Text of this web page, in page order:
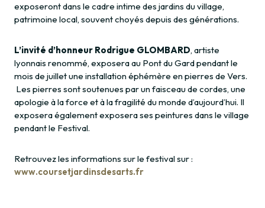
exposeront dans le cadre intime des jardins du village,
patrimoine local, souvent choyés depuis des générations.
L’invité d’honneur Rodrigue GLOMBARD, artiste
lyonnais renommé, exposera au Pont du Gard pendant le
mois de juillet une installation éphémère en pierres de Vers.
Les pierres sont soutenues par un faisceau de cordes, une
apologie à la force et à la fragilité du monde d’aujourd’hui. Il
exposera également exposera ses peintures dans le village
pendant le Festival.
Retrouvez les informations sur le festival sur :
www.coursetjardinsdesarts.fr